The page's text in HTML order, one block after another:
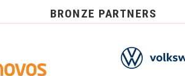
BRONZE PARTNERS